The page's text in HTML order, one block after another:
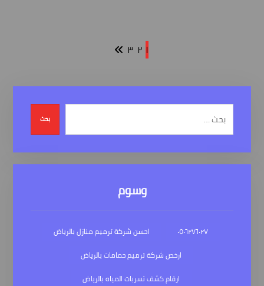
١ ٢ ٣
بحث
وسوم
٠٥٠٦٢٧٦٠٢٧
احسن شركة ترميم منازل بالرياض
ارخص شركة ترميم حمامات بالرياض
ارقام كشف تسربات المياه بالرياض